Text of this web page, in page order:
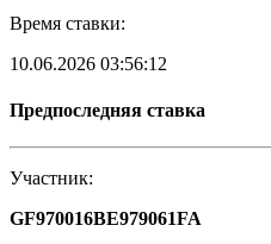
Время ставки:
10.06.2026 03:56:12
Предпоследняя ставка
Участник:
GF970016BE979061FA